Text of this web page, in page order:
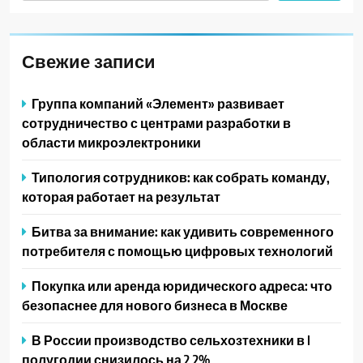
Свежие записи
Группа компаний «Элемент» развивает
сотрудничество с центрами разработки в
области микроэлектроники
Типология сотрудников: как собрать команду,
которая работает на результат
Битва за внимание: как удивить современного
потребителя с помощью цифровых технологий
Покупка или аренда юридического адреса: что
безопаснее для нового бизнеса в Москве
В России производство сельхозтехники в I
полугодии снизилось на 2,2%